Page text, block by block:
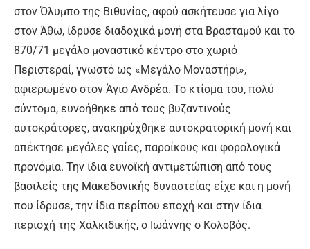
στον Όλυμπο της Βιθυνίας, αφού ασκήτευσε για λίγο
στον Άθω, ίδρυσε διαδοχικά μονή στα Βρασταμού και το
870/71 μεγάλο μοναστικό κέντρο στο χωριό
Περιστεραί, γνωστό ως «Μεγάλο Μοναστήρι»,
αφιερωμένο στον Άγιο Ανδρέα. Το κτίσμα του, πολύ
σύντομα, ευνοήθηκε από τους βυζαντινούς
αυτοκράτορες, ανακηρύχθηκε αυτοκρατορική μονή και
απέκτησε μεγάλες γαίες, παροίκους και φορολογικά
προνόμια. Την ίδια ευνοϊκή αντιμετώπιση από τους
βασιλείς της Μακεδονικής δυναστείας είχε και η μονή
που ίδρυσε, την ίδια περίπου εποχή και στην ίδια
περιοχή της Χαλκιδικής, ο Ιωάννης ο Κολοβός.